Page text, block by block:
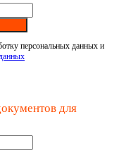
персональных данных и
для